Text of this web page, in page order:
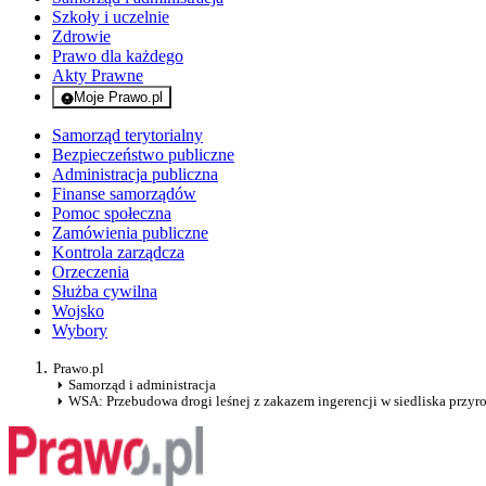
Szkoły i uczelnie
Zdrowie
Prawo dla każdego
Akty Prawne
Moje Prawo.pl
- rejestracja i logowanie do serwisu
Samorząd terytorialny
Bezpieczeństwo publiczne
Administracja publiczna
Finanse samorządów
Pomoc społeczna
Zamówienia publiczne
Kontrola zarządcza
Orzeczenia
Służba cywilna
Wojsko
Wybory
Prawo.pl
Samorząd i administracja
WSA: Przebudowa drogi leśnej z zakazem ingerencji w siedliska